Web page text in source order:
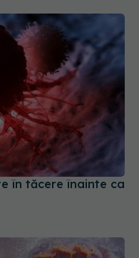
în tăcere înainte ca